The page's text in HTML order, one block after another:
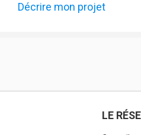
Décrire mon projet
LE